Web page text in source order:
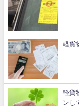
軽貨
軽貨
ンし